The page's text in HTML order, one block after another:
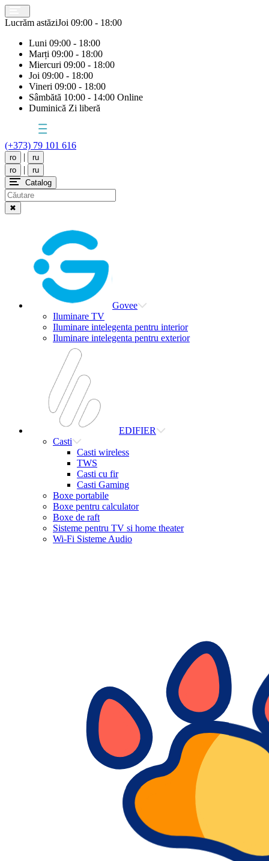
Lucrăm astăziJoi 09:00 - 18:00
Luni 09:00 - 18:00
Marți 09:00 - 18:00
Miercuri 09:00 - 18:00
Joi 09:00 - 18:00
Vineri 09:00 - 18:00
Sâmbătă 10:00 - 14:00 Online
Duminică Zi liberă
(+373) 79 101 616
ro |
ru
ro
|
ru
Catalog
✖
Govee
Iluminare TV
Iluminare intelegenta pentru interior
Iluminare intelegenta pentru exterior
EDIFIER
Casti
Casti wireless
TWS
Casti cu fir
Casti Gaming
Boxe portabile
Boxe pentru calculator
Boxe de raft
Sisteme pentru TV si home theater
Wi-Fi Sisteme Audio